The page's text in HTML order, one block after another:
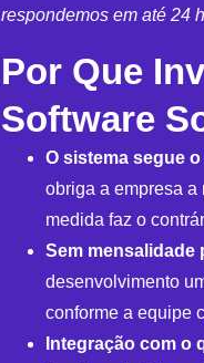
respondemos em até 24
Por Que
Software
O sistema segue
obriga a empresa a
medida faz o
Sem mensalidade
desenvolvimento
conforme a equipe
Integração com o